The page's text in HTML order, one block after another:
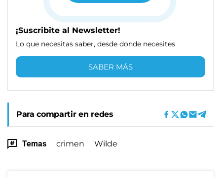
¡Suscribite al Newsletter!
Lo que necesitas saber, desde donde necesites
SABER MÁS
Para compartir en redes
Temas crimen Wilde